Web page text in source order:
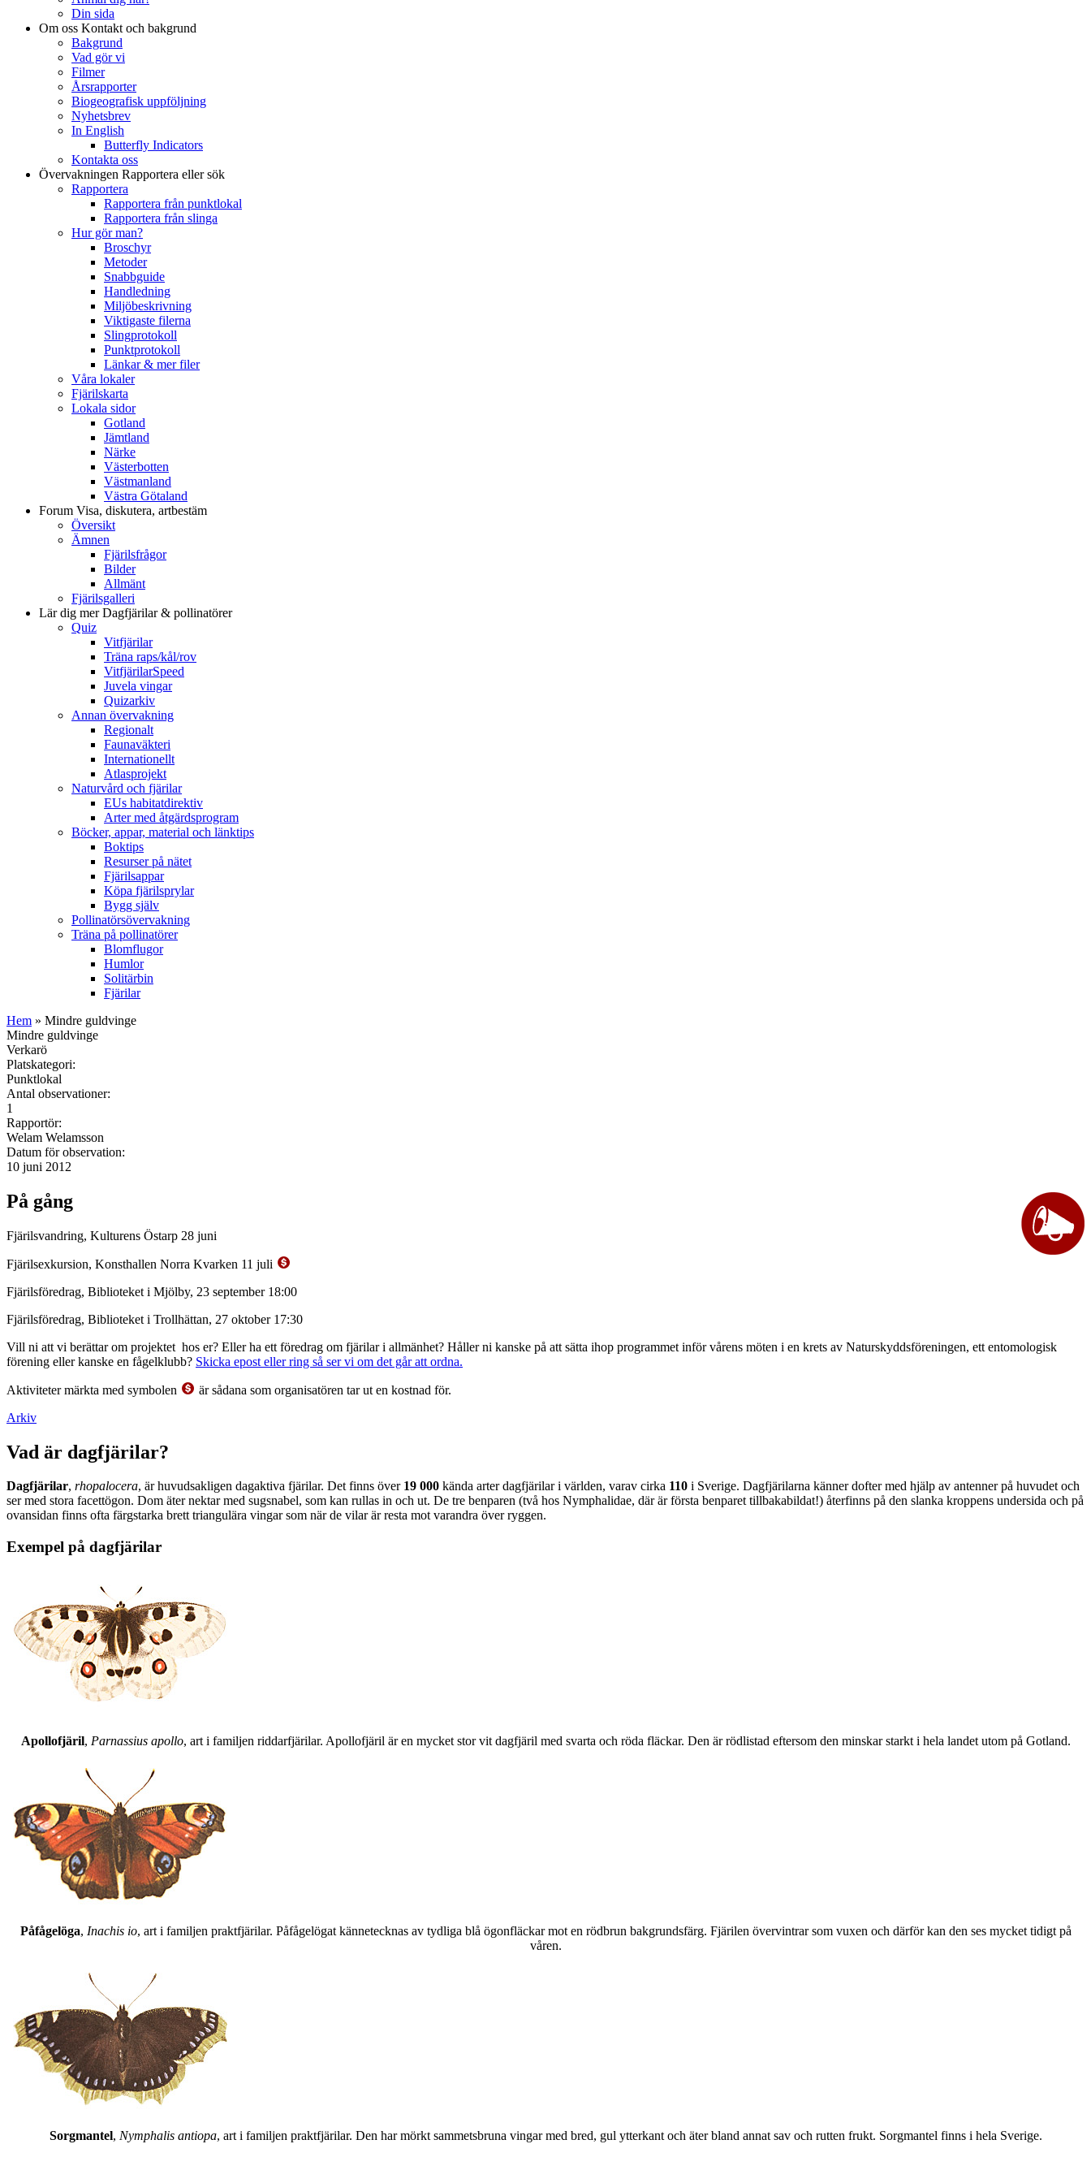
Din sida
Om oss Kontakt och bakgrund
Bakgrund
Vad gör vi
Filmer
Årsrapporter
Biogeografisk uppföljning
Nyhetsbrev
In English
Butterfly Indicators
Kontakta oss
Övervakningen Rapportera eller sök
Rapportera
Rapportera från punktlokal
Rapportera från slinga
Hur gör man?
Broschyr
Metoder
Snabbguide
Handledning
Miljöbeskrivning
Viktigaste filerna
Slingprotokoll
Punktprotokoll
Länkar & mer filer
Våra lokaler
Fjärilskarta
Lokala sidor
Gotland
Jämtland
Närke
Västerbotten
Västmanland
Västra Götaland
Forum Visa, diskutera, artbestäm
Översikt
Ämnen
Fjärilsfrågor
Bilder
Allmänt
Fjärilsgalleri
Lär dig merDagfjärilar & pollinatörer
Quiz
Vitfjärilar
Träna raps/kål/rov
VitfjärilarSpeed
Juvela vingar
Quizarkiv
Annan övervakning
Regionalt
Faunaväkteri
Internationellt
Atlasprojekt
Naturvård och fjärilar
EUs habitatdirektiv
Arter med åtgärdsprogram
Böcker, appar, material och länktips
Boktips
Resurser på nätet
Fjärilsappar
Köpa fjärilsprylar
Bygg själv
Pollinatörsövervakning
Träna på pollinatörer
Blomflugor
Humlor
Solitärbin
Fjärilar
Hem » Mindre guldvinge
Mindre guldvinge
Verkarö
Platskategori:
Punktlokal
Antal observationer:
1
Rapportör:
Welam Welamsson
Datum för observation:
10 juni 2012
På gång
Fjärilsvandring, Kulturens Östarp 28 juni
Fjärilsexkursion, Konsthallen Norra Kvarken 11 juli
Fjärilsföredrag, Biblioteket i Mjölby, 23 september 18:00
Fjärilsföredrag, Biblioteket i Trollhättan, 27 oktober 17:30
Vill ni att vi berättar om projektet hos er? Eller ha ett föredrag om fjärilar i allmänhet? Håller ni kanske på att sätta ihop programmet inför vårens möten i en krets av Naturskyddsföreningen, ett entomologisk
förening eller kanske en fågelklubb? Skicka epost eller ring så ser vi om det går att ordna.
Aktiviteter märkta med symbolen
är sådana som organisatören tar ut en kostnad för.
Arkiv
Vad är dagfjärilar?
Dagfjärilar, rhopalocera, är huvudsakligen dagaktiva fjärilar. Det finns över 19 000 kända arter dagfjärilar i världen, varav cirka 110 i Sverige. Dagfjärilarna känner dofter med hjälp av antenner på huvudet och
ser med stora facettögon. Dom äter nektar med sugsnabel, som kan rullas in och ut. De tre benparen (två hos Nymphalidae, där är första benparet tillbakabildat!) återfinns på den slanka kroppens undersida och på
ovansidan finns ofta färgstarka brett triangulära vingar som när de vilar är resta mot varandra över ryggen.
Exempel på dagfjärilar
Apollofjäril, Parnassius apollo, art i familjen riddarfjärilar. Apollofjäril är en mycket stor vit dagfjäril med svarta och röda fläckar. Den är rödlistad eftersom den minskar starkt i hela landet utom på Gotland.
Påfågelöga, Inachis io, art i familjen praktfjärilar. Påfågelögat kännetecknas av tydliga blå ögonfläckar mot en rödbrun bakgrundsfärg. Fjärilen övervintrar som vuxen och därför kan den ses mycket tidigt på
våren.
Sorgmantel, Nymphalis antiopa, art i familjen praktfjärilar. Den har mörkt sammetsbruna vingar med bred, gul ytterkant och äter bland annat sav och rutten frukt. Sorgmantel finns i hela Sverige.